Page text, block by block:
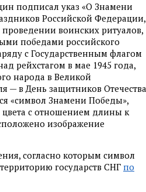
подписал указ «О Знамени
Российской Федерации,
воинских ритуалов,
победами российского
с Государственным флагом
рейхстагом в мае 1945 года,
народа в Великой
— в День защитников
«символ Знамени Победы»,
цвета с отношением длины к
изображение
согласно которым символ
государств СНГ по